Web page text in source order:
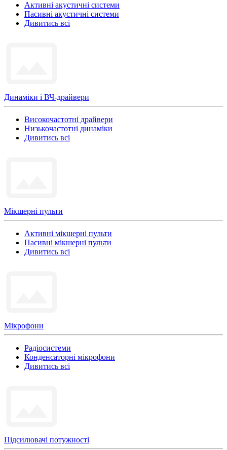
Активні акустичні системи
Пасивні акустичні системи
Дивитись всі
Динаміки і ВЧ-драйвери
Високочастотні драйвери
Низькочастотні динаміки
Дивитись всі
Мікшерні пульти
Активні мікшерні пульти
Пасивні мікшерні пульти
Дивитись всі
Мікрофони
Радіосистеми
Конденсаторні мікрофони
Дивитись всі
Підсилювачі потужності